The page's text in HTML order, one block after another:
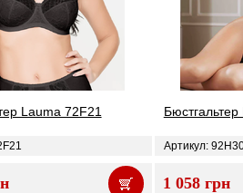
Lauma 72F21
Артикул:
1 058 грн